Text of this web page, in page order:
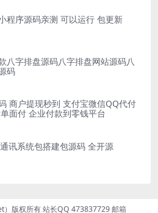
程序源码亲测 可以运行 包更新
八字排盘源码八字排盘网站源码八
码
商户提现秒到 支付宝微信QQ代付
面付 企业付款到零钱平台
讯系统包搭建包源码 全开源
版权所有 站长QQ 473837729 邮箱